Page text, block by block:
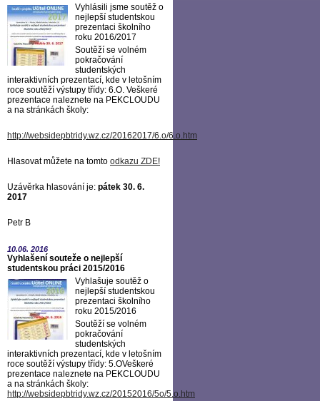
Vyhlásili jsme soutěž o
nejlepší studentskou
prezentaci školního
roku 2016/2017
Soutěží se volném
pokračování
studentských
interaktivních prezentací, kde v letošním
roce soutěží výstupy třídy: 6.O. Veškeré
prezentace naleznete na PEKCLOUDU
a na stránkách školy:
http://websidepbtridy.wz.cz/20162017/6.o/6.o.htm
Hlasovat můžete na tomto odkazu ZDE!
Uzávěrka hlasování je: pátek 30. 6.
2017
Petr B
10.06. 2016
Vyhlašení souteže o nejlepší
studentskou práci 2015/2016
Vyhlašuje soutěž o
nejlepší studentskou
prezentaci školního
roku 2015/2016
Soutěží se volném
pokračování
studentských
interaktivních prezentací, kde v letošním
roce soutěží výstupy třídy: 5.OVeškeré
prezentace naleznete na PEKCLOUDU
a na stránkách školy:
http://websidepbtridy.wz.cz/20152016/5o/5.o.htm